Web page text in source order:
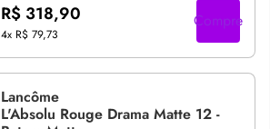
R$ 318,90
4x R$ 79,73
Compre
Lancôme
L'Absolu Rouge Drama Matte 12 -